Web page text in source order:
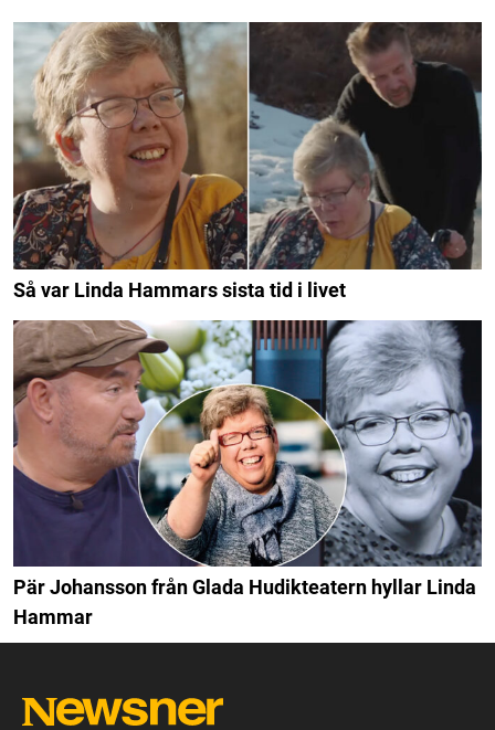
Så var Linda Hammars sista tid i livet
Pär Johansson från Glada Hudikteatern hyllar Linda
Hammar